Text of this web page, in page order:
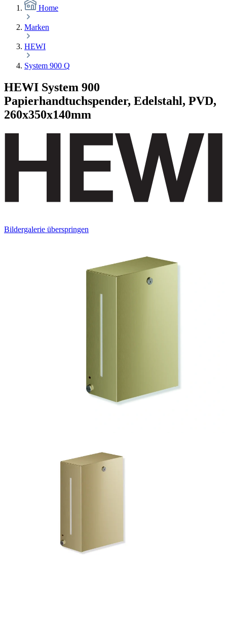
Home
Marken
HEWI
System 900 Q
HEWI System 900
Papierhandtuchspender, Edelstahl, PVD,
260x350x140mm
Bildergalerie überspringen